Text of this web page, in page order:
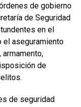
detenciones
y Tulum
aseguraron
órdenes de
de gobierno
de Seguridad
en el
el aseguramiento
, armamento,
de
de seguridad